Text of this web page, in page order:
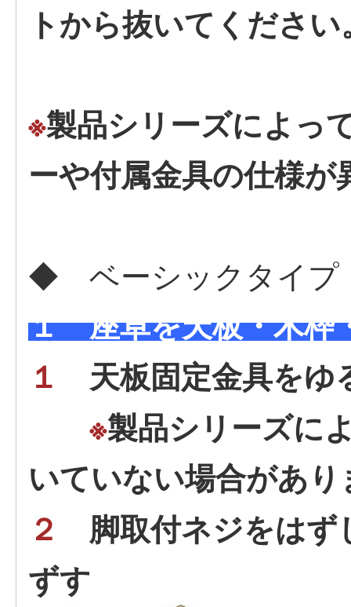
トから抜いてください
※製品シリーズによっ
ーや付属金具の仕様が
◆ ベーシックタイプ
１ 座卓を天板・木枠
１
天板固定金具を
※製品シリーズに
いていない場合があり
２
脚取付ネジをは
ずす